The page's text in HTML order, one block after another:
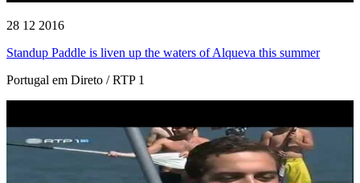
28 12 2016
Standup Paddle is liven up the waters of Alqueva this summer
Portugal em Direto / RTP 1